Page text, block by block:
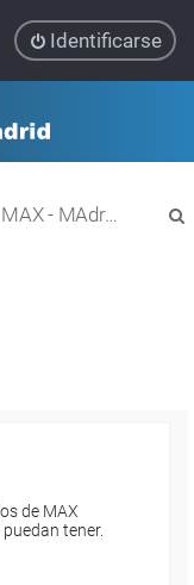
Identificarse
MAX - MAdrid_linuX
de MAX
tener.